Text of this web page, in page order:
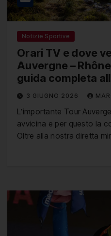
Notizie Sportive
Orari TV e dove
Auvergne –
guida completa
3 GIUGNO 2026
L’importante Tour
avvicina e per questo la
Oltre alla nostra diretta